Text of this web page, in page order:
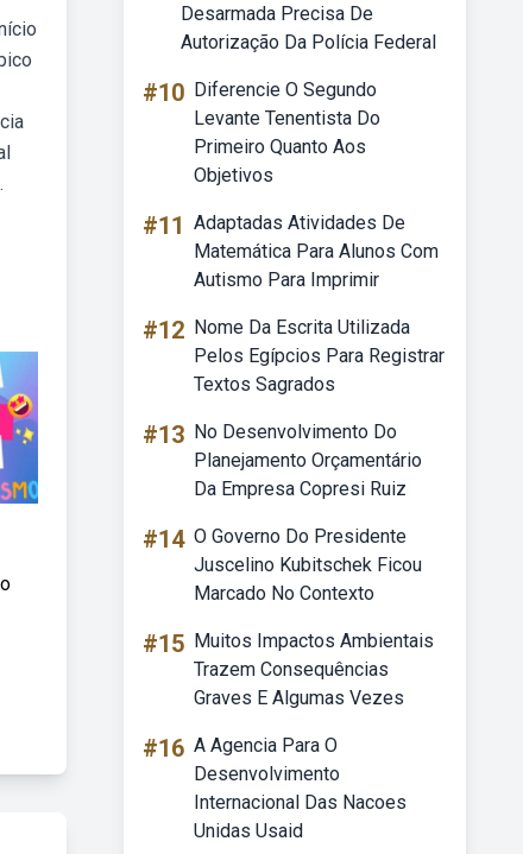
Desarmada Precisa De
Autorização Da Polícia Federal
#10 Diferencie O Segundo
Levante Tenentista Do
Primeiro Quanto Aos
Objetivos
#11 Adaptadas Atividades De
Matemática Para Alunos Com
Autismo Para Imprimir
#12 Nome Da Escrita Utilizada
Pelos Egípcios Para Registrar
Textos Sagrados
#13 No Desenvolvimento Do
Planejamento Orçamentário
Da Empresa Copresi Ruiz
#14 O Governo Do Presidente
Juscelino Kubitschek Ficou
Marcado No Contexto
#15 Muitos Impactos Ambientais
Trazem Consequências
Graves E Algumas Vezes
#16 A Agencia Para O
Desenvolvimento
Internacional Das Nacoes
Unidas Usaid